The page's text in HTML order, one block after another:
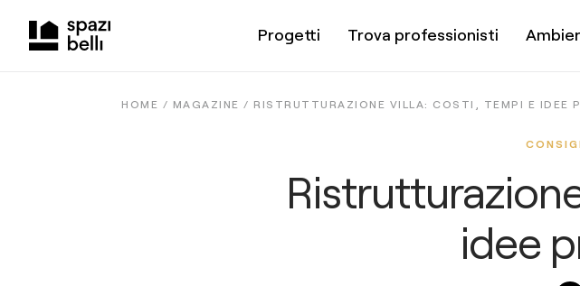
Progetti Trova professionisti
HOME / MAGAZINE / RISTRUTTURAZIONE VILLA: COSTI, TEMPI E IDEE
idee